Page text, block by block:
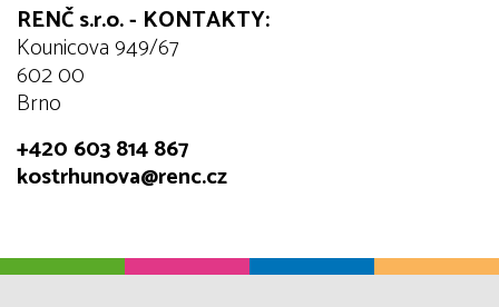
RENČ s.r.o. - KONTAKTY:
Kounicova 949/67
602 00
Brno
+420 603 814 867
kostrhunova@renc.cz